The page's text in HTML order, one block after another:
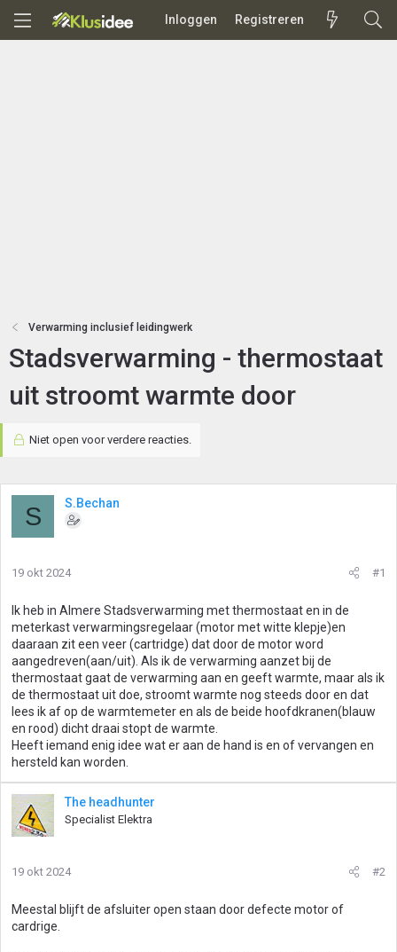
Inloggen Registreren
Verwarming inclusief leidingwerk
Stadsverwarming - thermostaat
uit stroomt warmte door
Niet open voor verdere reacties.
S S.Bechan
19 okt 2024 #1
Ik heb in Almere Stadsverwarming met thermostaat en in de
meterkast verwarmingsregelaar (motor met witte klepje)en
daaraan zit een veer (cartridge) dat door de motor word
aangedreven(aan/uit). Als ik de verwarming aanzet bij de
thermostaat gaat de verwarming aan en geeft warmte, maar als ik
de thermostaat uit doe, stroomt warmte nog steeds door en dat
lees ik af op de warmtemeter en als de beide hoofdkranen(blauw
en rood) dicht draai stopt de warmte.
Heeft iemand enig idee wat er aan de hand is en of vervangen en
hersteld kan worden.
The headhunter
Specialist Elektra
19 okt 2024 #2
Meestal blijft de afsluiter open staan door defecte motor of
cardrige.